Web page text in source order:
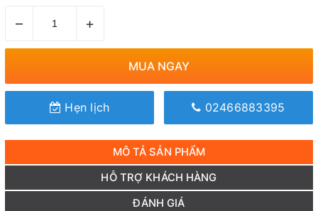
– +
MUA NGAY
Hẹn lịch 02466883395
MÔ TẢ SẢN PHẨM
HỖ TRỢ KHÁCH HÀNG
ĐÁNH GIÁ